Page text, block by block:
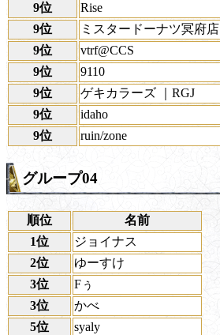
9位
Rise
9位
ミスタードーナツ冥府店
9位
vtrf@CCS
9位
9110
9位
ゲキカラーズ ｜RGJ
9位
idaho
9位
ruin/zone
グループ04
順位
名前
1位
ジョイナス
2位
ゆーすけ
3位
Fぅ
3位
かべ
5位
syaly